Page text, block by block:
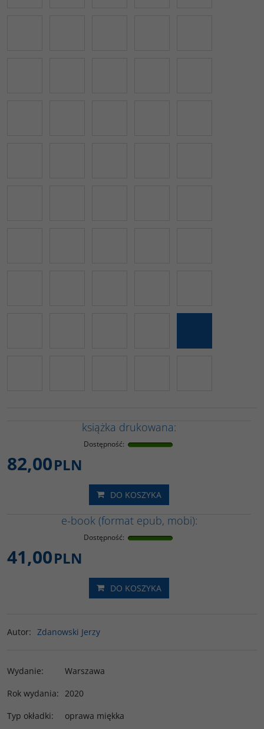
książka drukowana:
Dostępność:
82,00PLN
DO KOSZYKA
e-book (format epub, mobi):
Dostępność:
41,00PLN
DO KOSZYKA
Autor: Zdanowski Jerzy
Wydanie:
Warszawa
Rok wydania: 2020
Typ okładki: oprawa miękka